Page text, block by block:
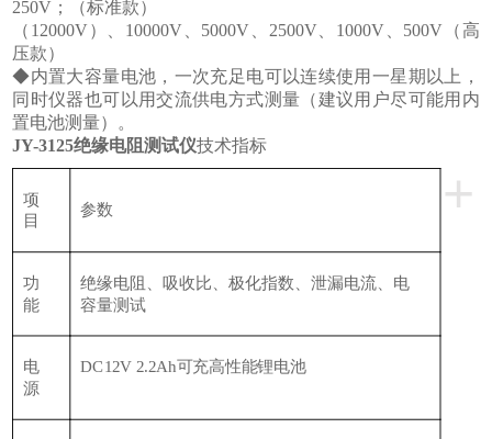
250V；（标准款）
（ 12000V）、10000V、5000V、2500V、1000V、500V（高
压款）
◆内置大容量电池，一次充足电可以连续使用一星期以上，
同时仪器也可以用交流供电方式测量（建议用户尽可能用内
置电池测量）。
JY-3125绝缘电阻测试仪技术指标
+
项
目
参数
功
能
绝缘电阻、吸收比、极化指数、泄漏电流、电
容量测试
电
源
DC12V 2.2Ah可充高性能锂电池